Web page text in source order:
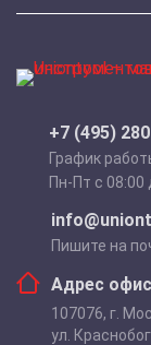
+7 (495)
График
Пн-Пт с 08:00
Пишите на
Адрес
107076, г.
ул.